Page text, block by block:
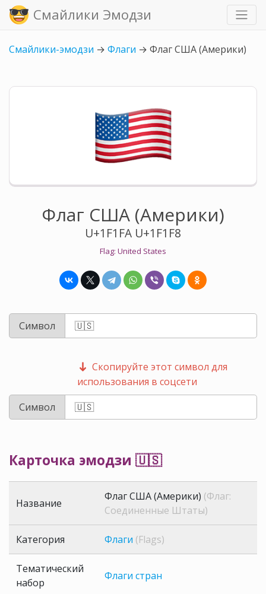
Смайлики Эмодзи
Смайлики-эмодзи → Флаги → Флаг США (Америки)
Флаг США (Америки)
U+1F1FA U+1F1F8
Flag: United States
Символ
Скопируйте этот символ для
использования в соцсети
Символ
Карточка эмодзи 🇺🇸
Название
Флаг США (Америки) (Флаг:
Соединенные Штаты)
Категория Флаги (Flags)
Тематический
набор
Флаги стран